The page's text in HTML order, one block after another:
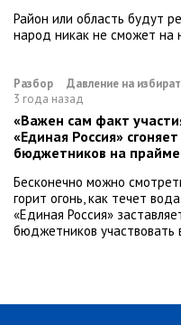
Район или область будут
народ никак не сможет на
Разбор
Давление на
3 года назад
«Важен сам факт
«Единая Россия» сгоняет
бюджетников на
Бесконечно можно
горит огонь, как течет
«Единая Россия»
бюджетников участвовать